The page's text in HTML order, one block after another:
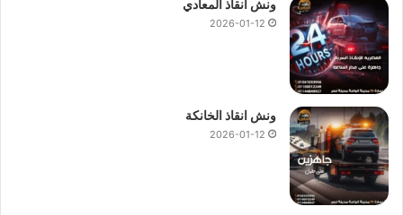
ونش انقاذ المعادي
2026-01-12
ونش انقاذ الخانكة
2026-01-12